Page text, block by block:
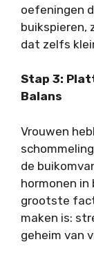
oefeningen
buikspieren,
dat zelfs
Stap 3:
Balans
Vrouwen
de
hormonen in
grootste
maken is:
geheim van